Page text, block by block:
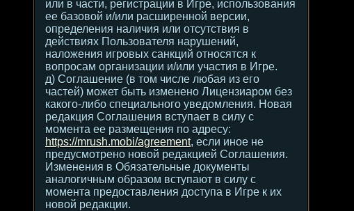
или в части, регистрации в Игре, использования
ее базовой и/или расширенной версии,
определения наличия или отсутствия в
действиях Пользователя нарушений,
наложения игровых санкций относятся к
вопросам организации и/или участия в Игре.
д) Соглашение (в том числе любая из его
частей) может быть изменено Лицензиаром без
какого-либо специального уведомления. Новая
редакция Соглашения вступает в силу с
момента ее размещения по адресу:
https://mrush.mobi/agreement, если иное не
предусмотрено новой редакцией Соглашения.
Изменения в Обязательные документы
аналогичным образом вступают в силу с
момента предоставления доступа в Игре к их
новой редакции.